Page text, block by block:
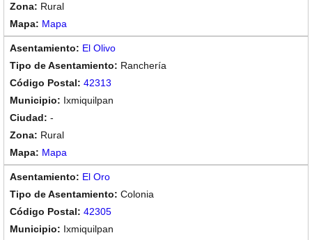
Rural
Mapa
El Olivo
Ranchería
42313
Ixmiquilpan
-
Rural
Mapa
El Oro
Colonia
42305
Ixmiquilpan